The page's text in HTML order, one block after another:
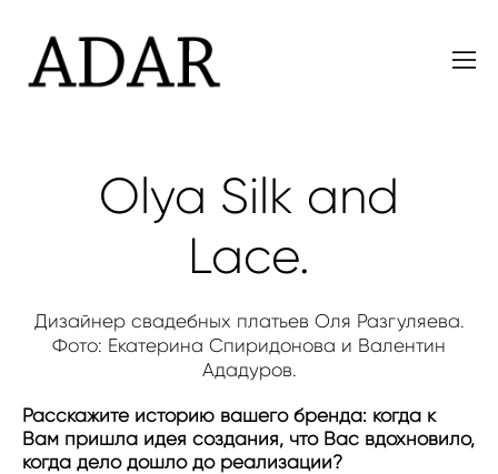
Olya Silk and
Lace.
Дизайнер свадебных платьев Оля Разгуляева.
Фото: Екатерина Спиридонова и Валентин
Ададуров.
Расскажите историю вашего бренда: когда к
Вам пришла идея создания, что Вас вдохновило,
когда дело дошло до реализации?